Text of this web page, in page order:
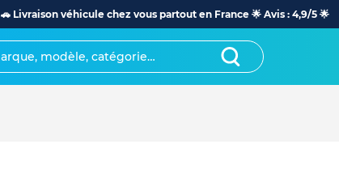
🚗 Livraison véhicule chez vous partout en France 🌟 Avis : 4,9/5 🌟